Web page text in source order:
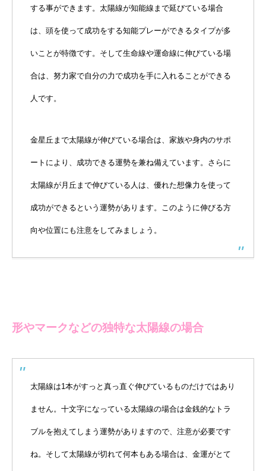
する事ができます。太陽線が知能線まで延びている場合
は、頭を使って成功をする知能プレーができるタイプが多
いことが特徴です。そして生命線や運命線に伸びている場
合は、努力家で自分の力で成功を手に入れることができる
人です。
金星丘まで太陽線が伸びている場合は、家族や身内のサポ
ートにより、成功できる運勢を兼ね備えています。さらに
太陽線が月丘まで伸びている人は、優れた想像力を使って
成功ができるという運勢があります。このように伸びる方
向や位置にも注意をしてみましょう。
形やマークなどの独特な太陽線の場合
太陽線は1本がすっと真っ直ぐ伸びているものだけではあり
ません。十文字になっている太陽線の場合は金銭的なトラ
ブルを抱えてしまう運勢がありますので、注意が必要です
ね。そして太陽線が切れて何本もある場合は、金運がとて